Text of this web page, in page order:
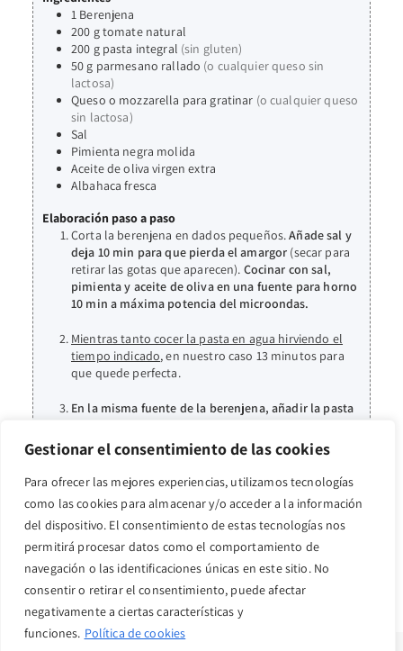
Gestionar el consentimiento de las cookies
Para ofrecer las mejores experiencias, utilizamos tecnologías
como las cookies para almacenar y/o acceder a la información
del dispositivo. El consentimiento de estas tecnologías nos
permitirá procesar datos como el comportamiento de
navegación o las identificaciones únicas en este sitio. No
consentir o retirar el consentimiento, puede afectar
negativamente a ciertas características y
funciones. Política de cookies
1 Berenjena
200 gtomate natural
200 g pasta integral (sin gluten)
50 g parmesano rallado (o cualquier queso sin
lactosa)
Queso o mozzarella para gratinar (o cualquier queso
sin lactosa)
Sal
Pimienta negra molida
Aceite de oliva virgen extra
Albahaca fresca
Elaboración paso a paso
Corta la berenjena en dados pequeños.Añade sal y
deja 10 min para que pierda el amargor (secar para
retirar las gotas que aparecen). Cocinar con sal,
pimienta y aceite de oliva en una fuente para horno
10 min a máxima potencia del microondas.
Mientras tanto cocer la pasta en agua hirviendo el
tiempo indicado, en nuestro caso 13 minutos para
que quede perfecta.
En la misma fuente de la berenjena, añadir la pasta
Añadir queso por encima y gratinar 15 min a 200°C
en el hornoo 10 min a 195°C en freidora de aire.
Sacar y servir con orégano seco o albahaca fresca por
encima.